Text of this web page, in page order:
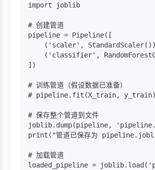
import joblib
# 创建管道
pipeline = Pipeline([
('scaler',
('classifier',
])
# 训练管道（假设数据已准备）
# pipeline.fit(X_train, y_train)
# 保存整个管道到文件
joblib.dump(pipeline,
print("管道已保存为
# 加载管道
loaded_pipeline =